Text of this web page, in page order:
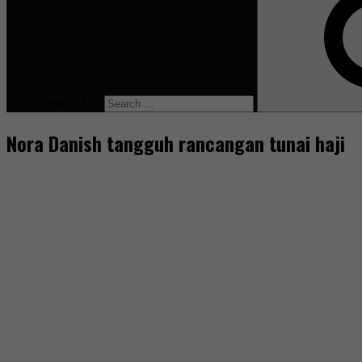
Nora Danish tangguh rancangan tunai haji